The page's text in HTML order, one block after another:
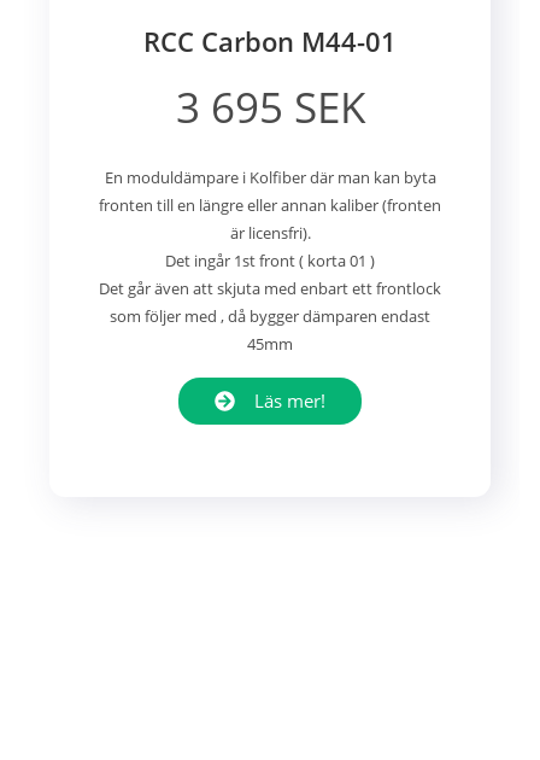
RCC Carbon M44-01
3 695 SEK
En moduldämpare i Kolfiber där man kan byta
fronten till en längre eller annan kaliber (fronten
är licensfri).
Det ingår 1st front ( korta 01 )
Det går även att skjuta med enbart ett frontlock
som följer med , då bygger dämparen endast
45mm
Läs mer!